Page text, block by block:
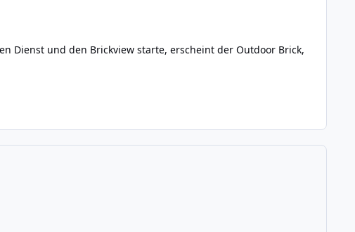
Dienst und den Brickview starte, erscheint der Outdoor Brick,